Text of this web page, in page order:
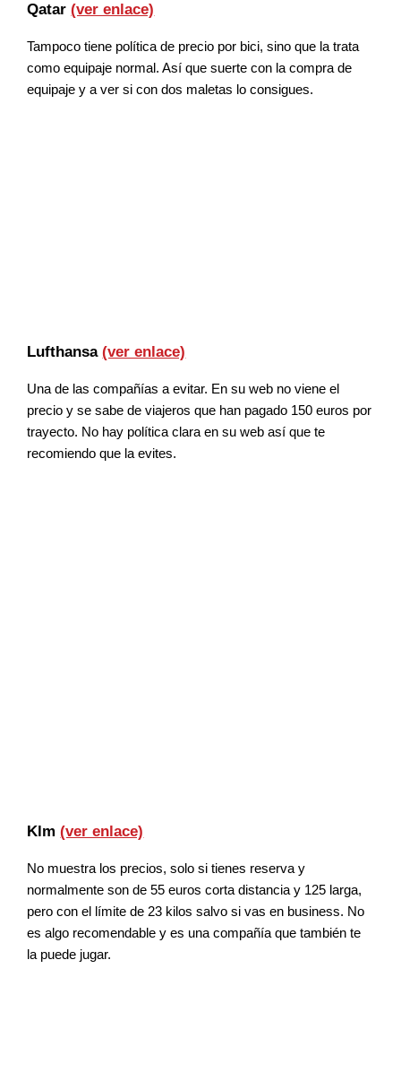
Qatar(ver enlace)
Tampoco tiene política de precio por bici, sino que la trata
como equipaje normal. Así que suerte con la compra de
equipaje y a ver si con dos maletas lo consigues.
Lufthansa(ver enlace)
Una de las compañías a evitar. En su web no viene el
precio y se sabe de viajeros que han pagado 150 euros por
trayecto. No hay política clara en su web así que te
recomiendo que la evites.
Klm(ver enlace)
No muestra los precios, solo si tienes reserva y
normalmente son de 55 euros corta distancia y 125 larga,
pero con el límite de 23 kilos salvo si vas en business. No
es algo recomendable y es una compañía que también te
la puede jugar.